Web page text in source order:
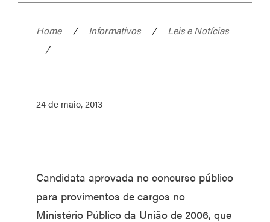
Home / Informativos /
Leis e Notícias
/
24 de maio, 2013
Candidata aprovada no concurso público
para provimentos de cargos no
Ministério Público da União de 2006, que